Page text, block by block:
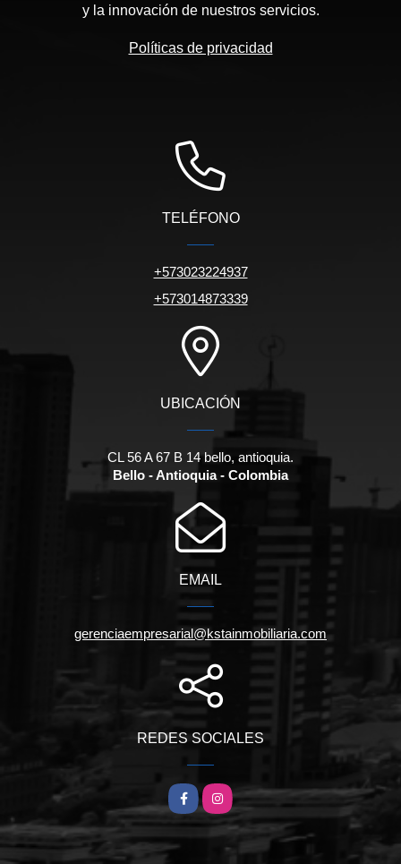
y la innovación de nuestros servicios.
Políticas de privacidad
TELÉFONO
+573023224937
+573014873339
UBICACIÓN
CL 56 A 67 B 14 bello, antioquia.
Bello - Antioquia - Colombia
EMAIL
gerenciaempresarial@kstainmobiliaria.com
REDES SOCIALES
FacebookInstagram